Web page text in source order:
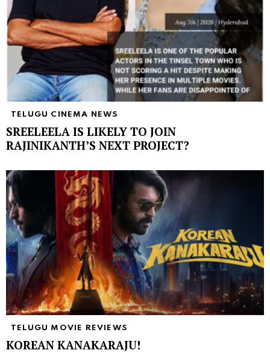
TELUGU CINEMA NEWS
SREELEELA IS LIKELY TO JOIN
RAJINIKANTH’S NEXT PROJECT?
TELUGU MOVIE REVIEWS
KOREAN KANAKARAJU!